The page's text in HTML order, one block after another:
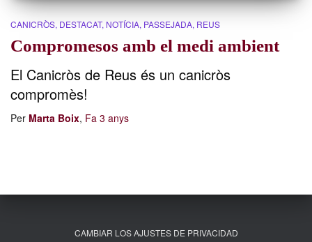
CANICRÒS DESTACAT NOTÍCIA PASSEJADA REUS
Compromesos amb el medi ambient
El Canicròs de Reus és un canicròs
compromès!
Per Marta Boix, Fa 3 anys
CAMBIAR LOS AJUSTES DE PRIVACIDAD